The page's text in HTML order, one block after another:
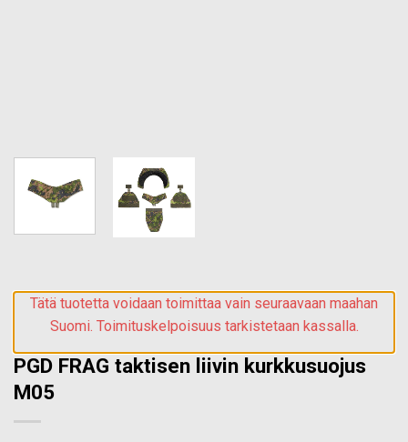
Tätä tuotetta voidaan toimittaa vain seuraavaan maahan
Suomi. Toimituskelpoisuus tarkistetaan kassalla.
PGD FRAG taktisen liivin kurkkusuojus
M05